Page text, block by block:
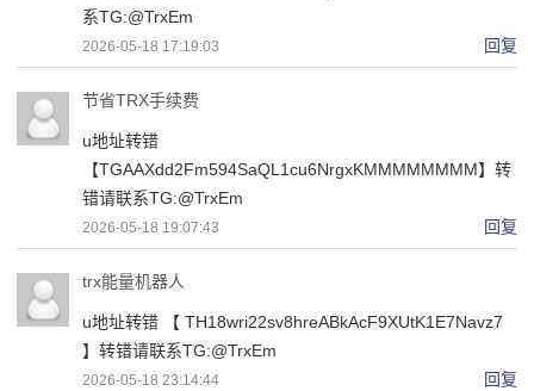
系TG:@TrxEm
2026-05-18 17:19:03 回复
节省TRX手续费
u地址转错
【TGAAXdd2Fm594SaQL1cu6NrgxKMMMMMMMM】转
错请联系TG:@TrxEm
2026-05-18 19:07:43 回复
trx能量机器人
u地址转错 【 TH18wri22sv8hreABkAcF9XUtK1E7Navz7
】转错请联系TG:@TrxEm
2026-05-18 23:14:44 回复